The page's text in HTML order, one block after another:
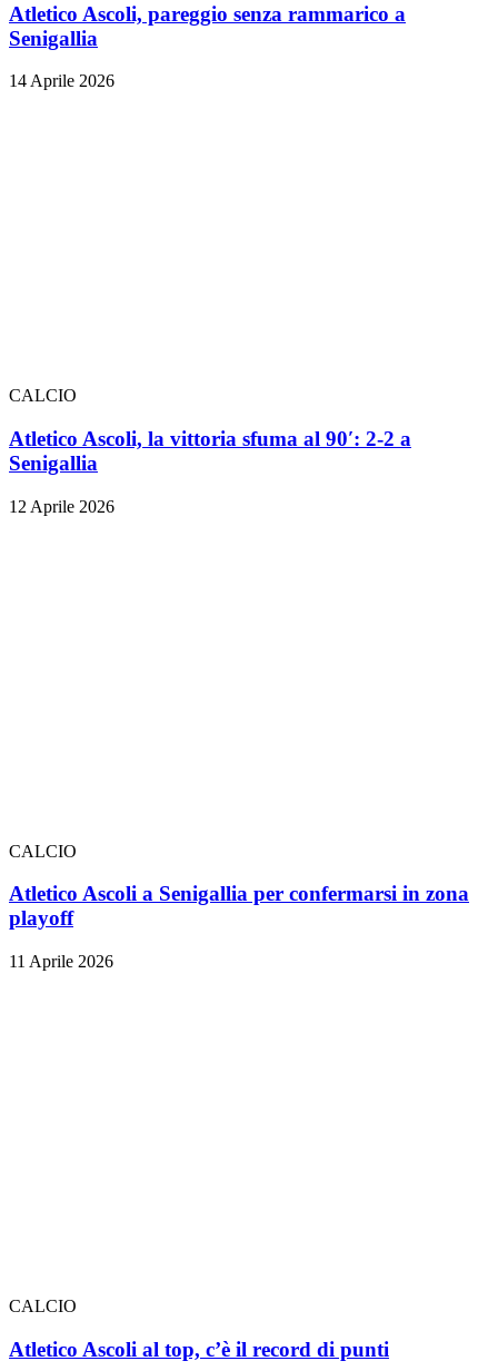
Atletico Ascoli, pareggio senza rammarico a
Senigallia
14 Aprile 2026
CALCIO
Atletico Ascoli, la vittoria sfuma al 90′: 2-2 a
Senigallia
12 Aprile 2026
CALCIO
Atletico Ascoli a Senigallia per confermarsi in zona
playoff
11 Aprile 2026
CALCIO
Atletico Ascoli al top, c’è il record di punti